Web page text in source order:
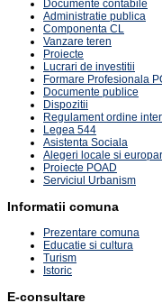
Documente contabile
Administratie publica
Componenta CL
Vanzare teren
Proiecte
Lucrari de investitii
Formare Profesionala
Documente publice
Dispozitii
Regulament ordine
Legea 544
Asistenta Sociala
Alegeri locale si
Proiecte POAD
Serviciul Urbanism
Informatii comuna
Prezentare comuna
Educatie si cultura
Turism
Istoric
E-consultare